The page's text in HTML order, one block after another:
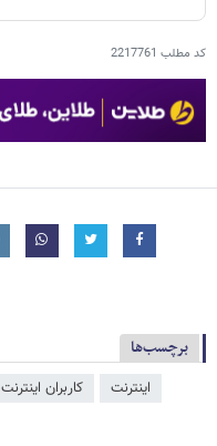
کد مطلب 2217761
برچسب‌ها
اینترنت کاربران اینترنت